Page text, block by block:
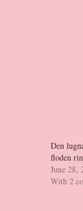
Den
floden
June 28,
With 2